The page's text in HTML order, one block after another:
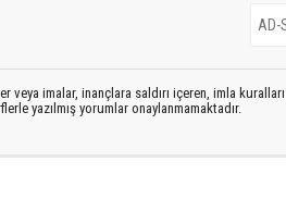
imalar, inançlara saldırı içeren, imla kuralları
yazılmış yorumlar onaylanmamaktadır.